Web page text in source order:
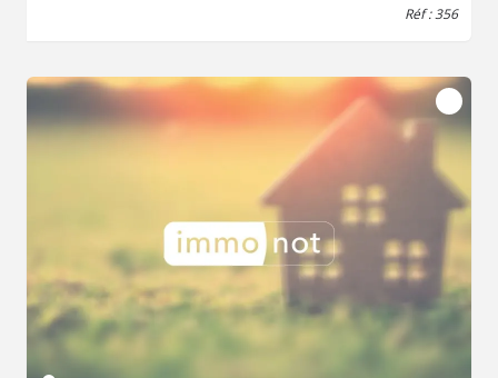
de 50 m², d'une cuisine équipée avec arrière-cuisine et
buanderie, de 4 chambres spacieuses, dont une suite
parentale, de 2 salles de bains et d'un bureau
indépendant. Elle possède d'un garage de plus de 60 m².
Vous succomberez sans nul doute au charme de ses
terrasses ensoleillées, de son parc aux essences
remarquables, de son espace piscine dominant une vue
panoramique exceptionnelle. Prestations haut de gamme,
finitions irréprochables et état impeccable : cette villa est
une invitation à vivre l'exception au quotidien. Possibilité
d'acquérir un terrain constructible attenant d'environ 850
m². Contactez notre office notarial pour une visite ou plus
d'informations sur ce bien.
Réf : 356